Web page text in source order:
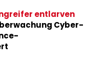
entlarven
Cyber-